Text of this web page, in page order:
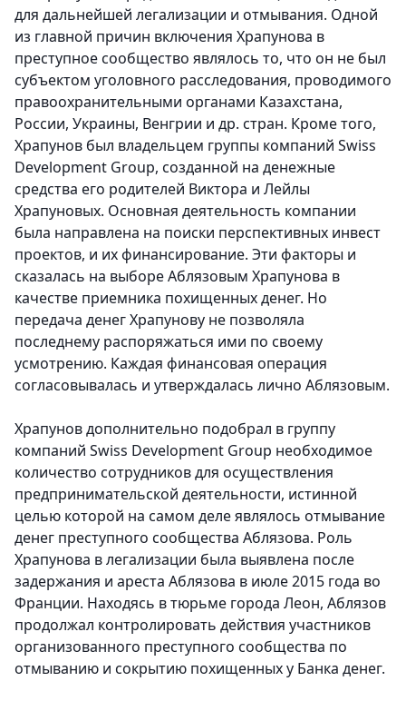
для дальнейшей легализации и отмывания. Одной
из главной причин включения Храпунова в
преступное сообщество являлось то, что он не был
субъектом уголовного расследования, проводимого
правоохранительными органами Казахстана,
России, Украины, Венгрии и др. стран. Кроме того,
Храпунов был владельцем группы компаний Swiss
Development Group, созданной на денежные
средства его родителей Виктора и Лейлы
Храпуновых. Основная деятельность компании
была направлена на поиски перспективных инвест
проектов, и их финансирование. Эти факторы и
сказалась на выборе Аблязовым Храпунова в
качестве приемника похищенных денег. Но
передача денег Храпунову не позволяла
последнему распоряжаться ими по своему
усмотрению. Каждая финансовая операция
согласовывалась и утверждалась лично Аблязовым.
Храпунов дополнительно подобрал в группу
компаний Swiss Development Group необходимое
количество сотрудников для осуществления
предпринимательской деятельности, истинной
целью которой на самом деле являлось отмывание
денег преступного сообщества Аблязова. Роль
Храпунова в легализации была выявлена после
задержания и ареста Аблязова в июле 2015 года во
Франции. Находясь в тюрьме города Леон, Аблязов
продолжал контролировать действия участников
организованного преступного сообщества по
отмыванию и сокрытию похищенных у Банка денег.